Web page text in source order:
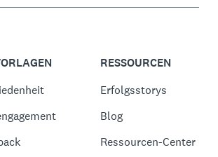
RESSOURCEN
Erfolgsstorys
Blog
Ressourcen-Center